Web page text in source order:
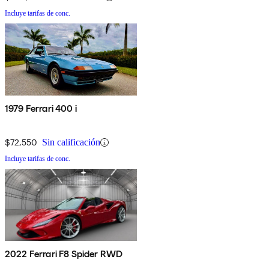
Incluye tarifas de conc.
1979 Ferrari 400 i
$72,550 Sin calificación
Incluye tarifas de conc.
2022 Ferrari F8 Spider RWD